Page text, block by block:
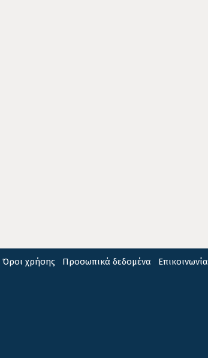
Όροι χρήσης Προσωπικά δεδομένα Επικοινωνία